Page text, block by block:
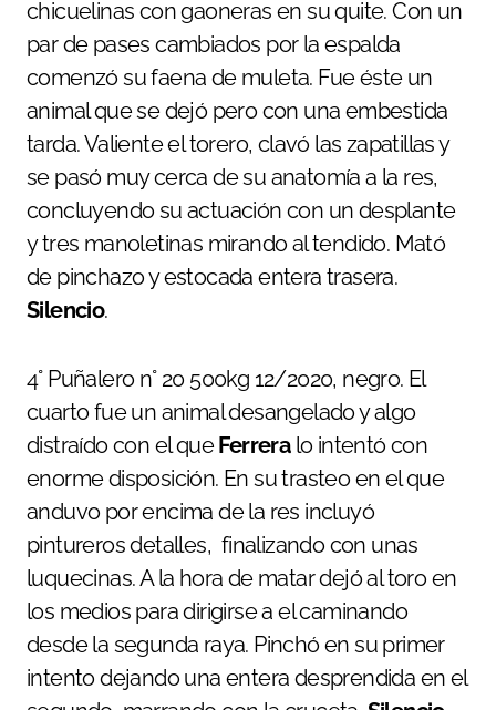
chicuelinas con gaoneras en su quite. Con un
par de pases cambiados por la espalda
comenzó su faena de muleta. Fue éste un
animal que se dejó pero con una embestida
tarda. Valiente el torero, clavó las zapatillas y
se pasó muy cerca de su anatomía a la res,
concluyendo su actuación con un desplante
y tres manoletinas mirando al tendido. Mató
de pinchazo y estocada entera trasera.
Silencio.
4° Puñalero n° 20 500kg 12/2020, negro. El
cuarto fue un animal desangelado y algo
distraído con el queFerreralo intentó con
enorme disposición. En su trasteo en el que
anduvo por encima de la res incluyó
pintureros detalles, finalizando con unas
luquecinas. A la hora de matar dejó al toro en
los medios para dirigirse a el caminando
desde la segunda raya. Pinchó en su primer
intento dejando una entera desprendida en el